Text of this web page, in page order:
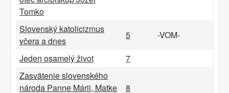
Tomko
Slovenský katolicizmus
včera a dnes
5
-VOM-
Jeden osamelý život
7
Zasvätenie slovenského
národa Panne Márii, Matke
8